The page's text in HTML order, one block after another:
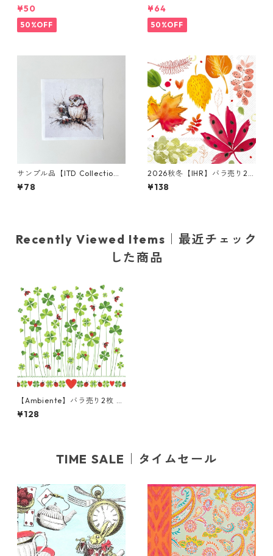
枚 ポケットサイズ ペーパーナ
プキン PASTRIES & PEARLS
イエロー
¥50
50%OFF
枚 ランチサイズ ペーパーナプ
キン Tilly & Tigg Pink コーラ
ル
¥64
50%OFF
サンプル品【ITD Collectio
n】ミニサイズ ライスペーパー
RSM2951 デコパージュ
¥78
2026秋冬【IHR】バラ売り2枚
ランチサイズ ペーパーナプキ
ン Joyful Leaves ホワイト
¥138
Recently Viewed Items｜最近チェック
した商品
【Ambiente】バラ売り2枚 ラ
ンチサイズ ペーパーナプキン
Good Luck ホワイト
¥128
TIME SALE｜タイムセール